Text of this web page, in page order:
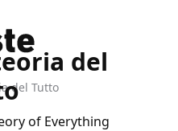
del Tutto
del
of Everything